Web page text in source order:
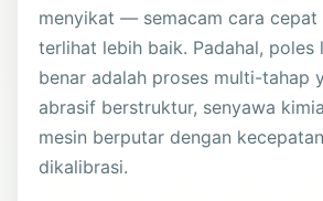
menyikat — semacam cara cepat
terlihat lebih baik. Padahal, poles
benar adalah proses multi-tahap
abrasif berstruktur, senyawa
mesin berputar dengan
dikalibrasi.